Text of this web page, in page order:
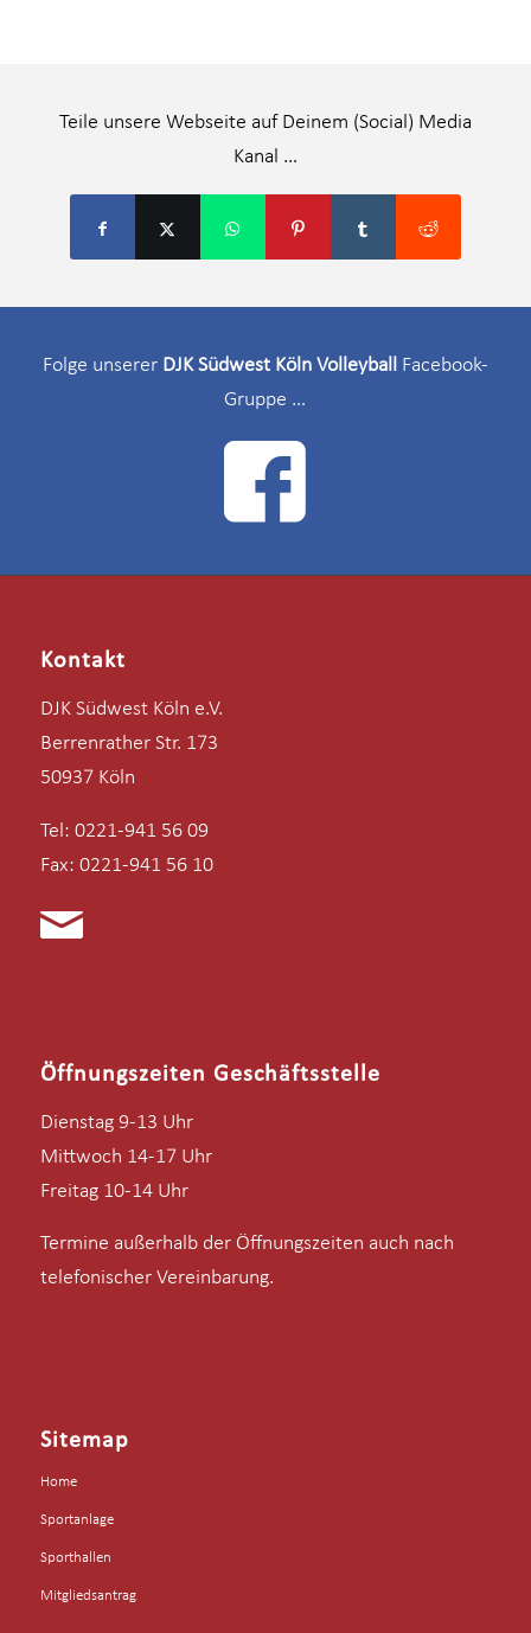
Teile unsere Webseite auf Deinem (Social) Media
Kanal …
Folge unserer DJK Südwest Köln VolleyballFacebook-
Gruppe …
Kontakt
DJK Südwest Köln e.V.
Berrenrather Str. 173
50937 Köln
Tel: 0221-941 56 09
Fax: 0221-941 56 10
Öffnungszeiten Geschäftsstelle
Dienstag 9-13 Uhr
Mittwoch 14-17 Uhr
Freitag 10-14 Uhr
Termine außerhalb der Öffnungszeiten auch nach
telefonischer Vereinbarung.
Sitemap
Home
Sportanlage
Sporthallen
Mitgliedsantrag